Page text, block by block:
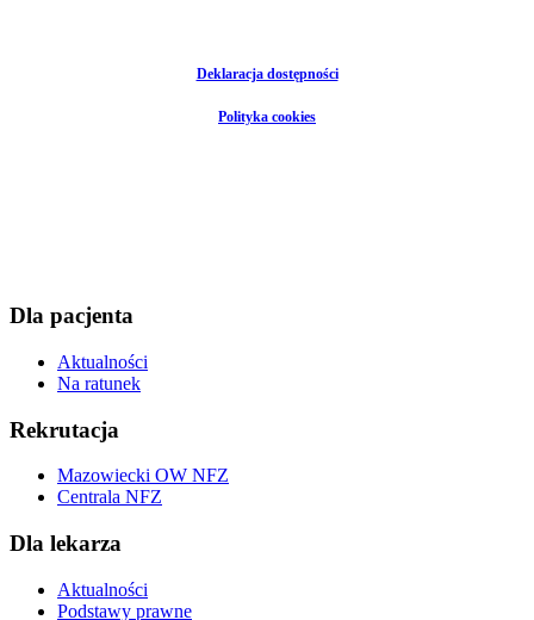
Deklaracja dostępności
Polityka cookies
Dla pacjenta
Aktualności
Na ratunek
Rekrutacja
Mazowiecki OW NFZ
Centrala NFZ
Dla lekarza
Aktualności
Podstawy prawne